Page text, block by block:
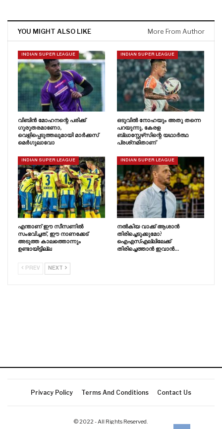
YOU MIGHT ALSO LIKE More From Author
INDIAN SUPER LEAGUE
വിബിൻ മോഹനന്റെ പരിക്ക്
ഗുരുതരമാണോ,
വെളിപ്പെടുത്തലുമായി മാർക്കസ്
മെർഗുലാവോ
INDIAN SUPER LEAGUE
ഒടുവിൽ നോഹയും അതു തന്നെ
പറയുന്നു, കേരള
ബ്ലാസ്റ്റേഴ്‌സിന്റെ യഥാർത്ഥ
പ്രശ്‌നമിതാണ്
INDIAN SUPER LEAGUE
എന്താണ് ഈ സീസണിൽ
സംഭവിച്ചത്, ഈ നാണക്കേട്
അടുത്ത കാലത്തൊന്നും
ഉണ്ടായിട്ടില്ല
INDIAN SUPER LEAGUE
നൽകിയ വാക്ക് ആശാൻ
തിരിച്ചെടുക്കുമോ?
ഐഎസ്എല്ലിലേക്ക്
തിരിച്ചെത്താൻ ഇവാൻ…
PREV NEXT
Privacy Policy Terms And Conditions Contact Us
© 2022 - All Rights Reserved.